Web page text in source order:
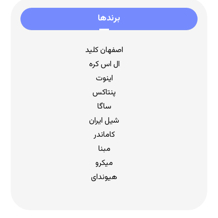
برندها
اصفهان کلید
ال اس کره
اینوت
پنتاکس
ساگا
شیل ایران
کاماندر
مبنا
میکرو
هیوندای